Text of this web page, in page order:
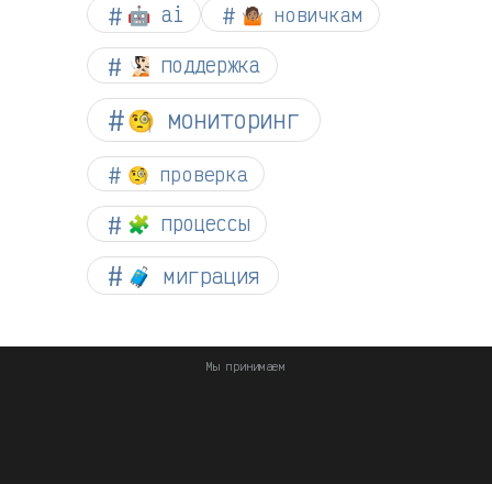
🤖 ai 🤷🏽 новичкам
🧏🏻 поддержка
🧐 мониторинг
🧐 проверка
🧩 процессы
🧳 миграция
Мы принимаем